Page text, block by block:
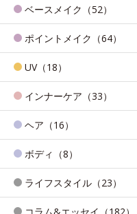
ベースメイク（52）
ポイントメイク（64）
UV（18）
インナーケア（33）
ヘア（16）
ボディ（8）
ライフスタイル（23）